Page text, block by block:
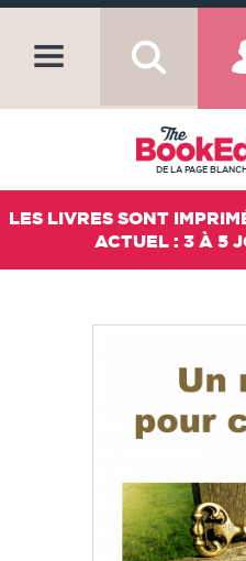
DE LA PAGE
LES LIVRES SONT
ACTUEL : 3 À 5